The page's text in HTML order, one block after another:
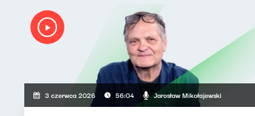
3 czerwca 2026 56:04 Jarosław Mikołajewski